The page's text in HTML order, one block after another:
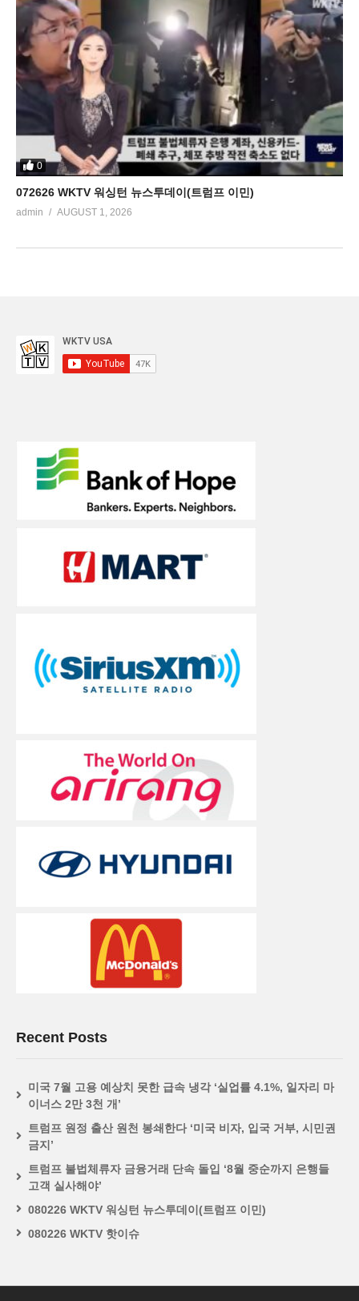
0
072626 WKTV 워싱턴 뉴스투데이(트럼프 이민)
admin AUGUST 1, 2026
Recent Posts
미국 7월 고용 예상치 못한 급속 냉각 ‘실업률 4.1%, 일자리 마
이너스 2만 3천 개’
트럼프 원정 출산 원천 봉쇄한다 ‘미국 비자, 입국 거부, 시민권
금지’
트럼프 불법체류자 금융거래 단속 돌입 ‘8월 중순까지 은행들
고객 실사해야’
080226 WKTV 워싱턴 뉴스투데이(트럼프 이민)
080226 WKTV 핫이슈